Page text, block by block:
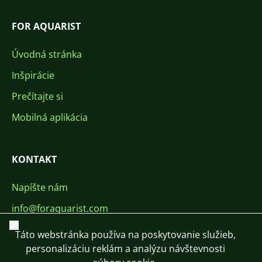
FOR AQUARIST
Úvodná stránka
Inšpirácie
Prečítajte si
Mobilná aplikácia
KONTAKT
Napíšte nám
info@foraquarist.com
+420 603 449 602
Zavrieť
Táto webstránka používa na poskytovanie služieb,
personalizáciu reklám a analýzu návštevnosti